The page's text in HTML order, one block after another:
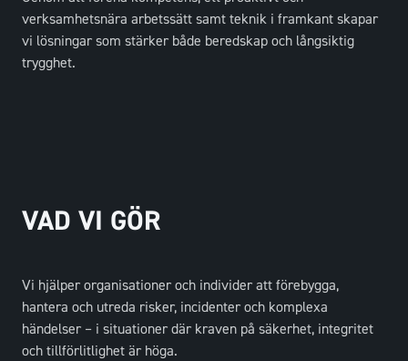
verksamhetsnära arbetssätt samt teknik i framkant skapar
vi lösningar som stärker både beredskap och långsiktig
trygghet.
VAD VI GÖR
Vi hjälper organisationer och individer att förebygga,
hantera och utreda risker, incidenter och komplexa
händelser – i situationer där kraven på säkerhet, integritet
och tillförlitlighet är höga.